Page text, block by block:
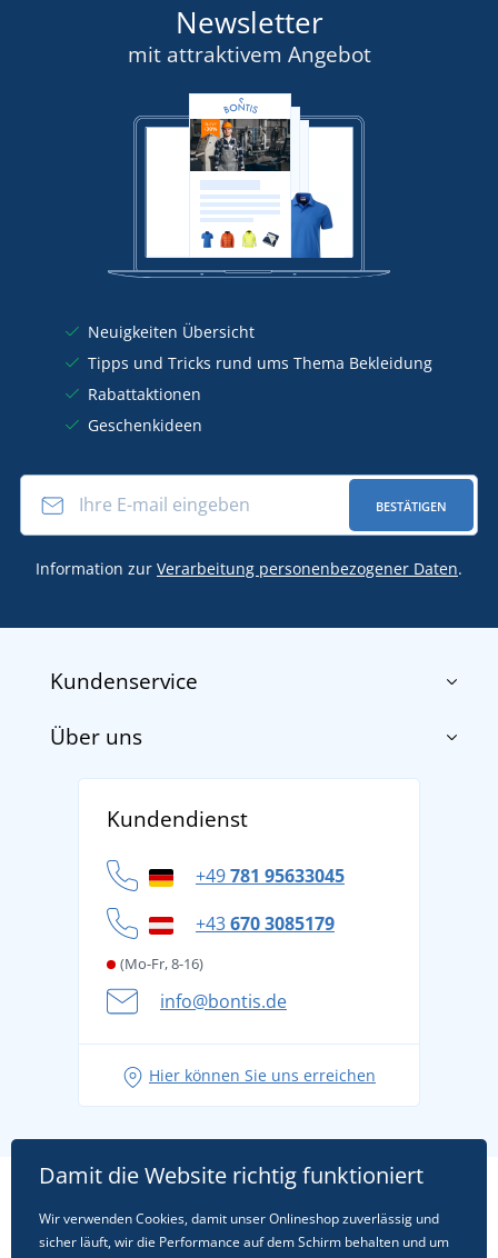
Newsletter
mit attraktivem Angebot
Neuigkeiten Übersicht
Tipps und Tricks rund ums Thema Bekleidung
Rabattaktionen
Geschenkideen
BESTÄTIGEN
Information zur Verarbeitung personenbezogener Daten.
Kundenservice
Impressum
Versand und Zahlung
Datenschutz
Cookie-Richtlinie
Über uns
Für Unternehmen und Organisationen
Kundendienst
+49781 95633045
+43670 3085179
(Mo-Fr, 8-16)
info@bontis.de
Hier können Sie uns erreichen
Damit die Website richtig funktioniert
Wir verwenden Cookies, damit unser Onlineshop zuverlässig und
sicher läuft, wir die Performance auf dem Schirm behalten und um